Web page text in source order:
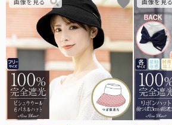
メンズ
男性にもお使いいただきやすい大きなサイズ
秋冬帽子
秋冬も降り注ぐ紫外線対策に。上質なウール
全てのアームカバー/
こちらから全てのアームカバー/手袋をご覧